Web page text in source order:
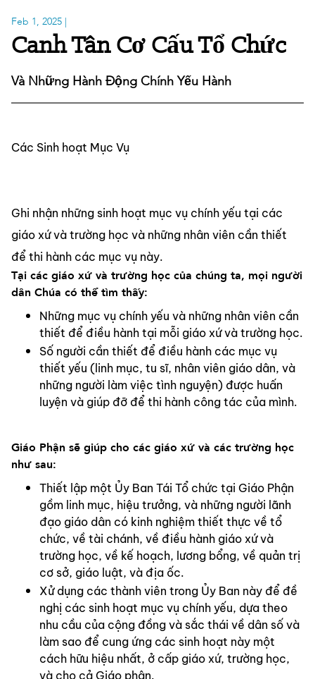
Feb 1, 2025 |
Canh Tân Cơ Cấu Tổ Chức
Và Những Hành Động Chính Yếu Hành
Các Sinh hoạt Mục Vụ
Ghi nhận những sinh hoạt mục vụ chính yếu tại các
giáo xứ và trường học và những nhân viên cần thiết
để thi hành các mục vụ này.
Tại các giáo xứ và trường học của chúng ta, mọi người
dân Chúa có thể tìm thấy:
Những mục vụ chính yếu và những nhân viên cần
thiết để điều hành tại mỗi giáo xứ và trường học.
Số người cần thiết để điều hành các mục vụ
thiết yếu (linh mục, tu sĩ, nhân viên giáo dân, và
những người làm việc tình nguyện) được huấn
luyện và giúp đỡ để thi hành công tác của mình.
Giáo Phận sẽ giúp cho các giáo xứ và các trường học
như sau:
Thiết lập một Ủy Ban Tái Tổ chức tại Giáo Phận
gồm linh mục, hiệu trưởng, và những người lãnh
đạo giáo dân có kinh nghiệm thiết thực về tổ
chức, về tài chánh, về điều hành giáo xứ và
trường học, về kế hoạch, lương bổng, về quản trị
cơ sở, giáo luật, và địa ốc.
Xử dụng các thành viên trong Ủy Ban này để đề
nghị các sinh hoạt mục vụ chính yếu, dựa theo
nhu cầu của cộng đồng và sắc thái về dân số và
làm sao để cung ứng các sinh hoạt này một
cách hữu hiệu nhất, ở cấp giáo xứ, trường học,
và cho cả Giáo phận.